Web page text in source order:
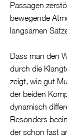
Passagen
bewegende
langsamen
Dass man den
durch die
zeigt, wie gut
der beiden
dynamisch
Besonders
der schon fast